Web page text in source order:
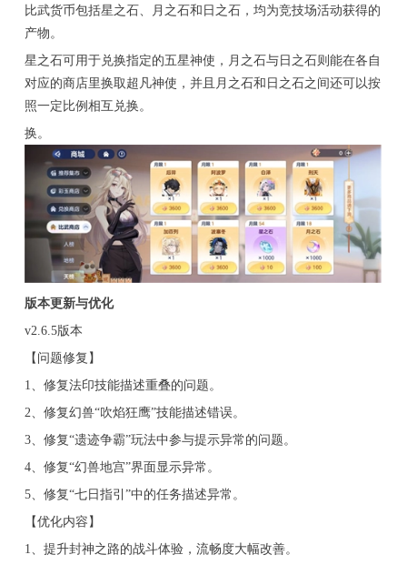
比武货币包括星之石、月之石和日之石，均为竞技场活动获得的
产物。
星之石可用于兑换指定的五星神使，月之石与日之石则能在各自
对应的商店里换取超凡神使，并且月之石和日之石之间还可以按
照一定比例相互兑换。
换。
版本更新与优化
v2.6.5版本
【问题修复】
1、修复法印技能描述重叠的问题。
2、修复幻兽“吹焰狂鹰”技能描述错误。
3、修复“遗迹争霸”玩法中参与提示异常的问题。
4、修复“幻兽地宫”界面显示异常。
5、修复“七日指引”中的任务描述异常。
【优化内容】
1、提升封神之路的战斗体验，流畅度大幅改善。